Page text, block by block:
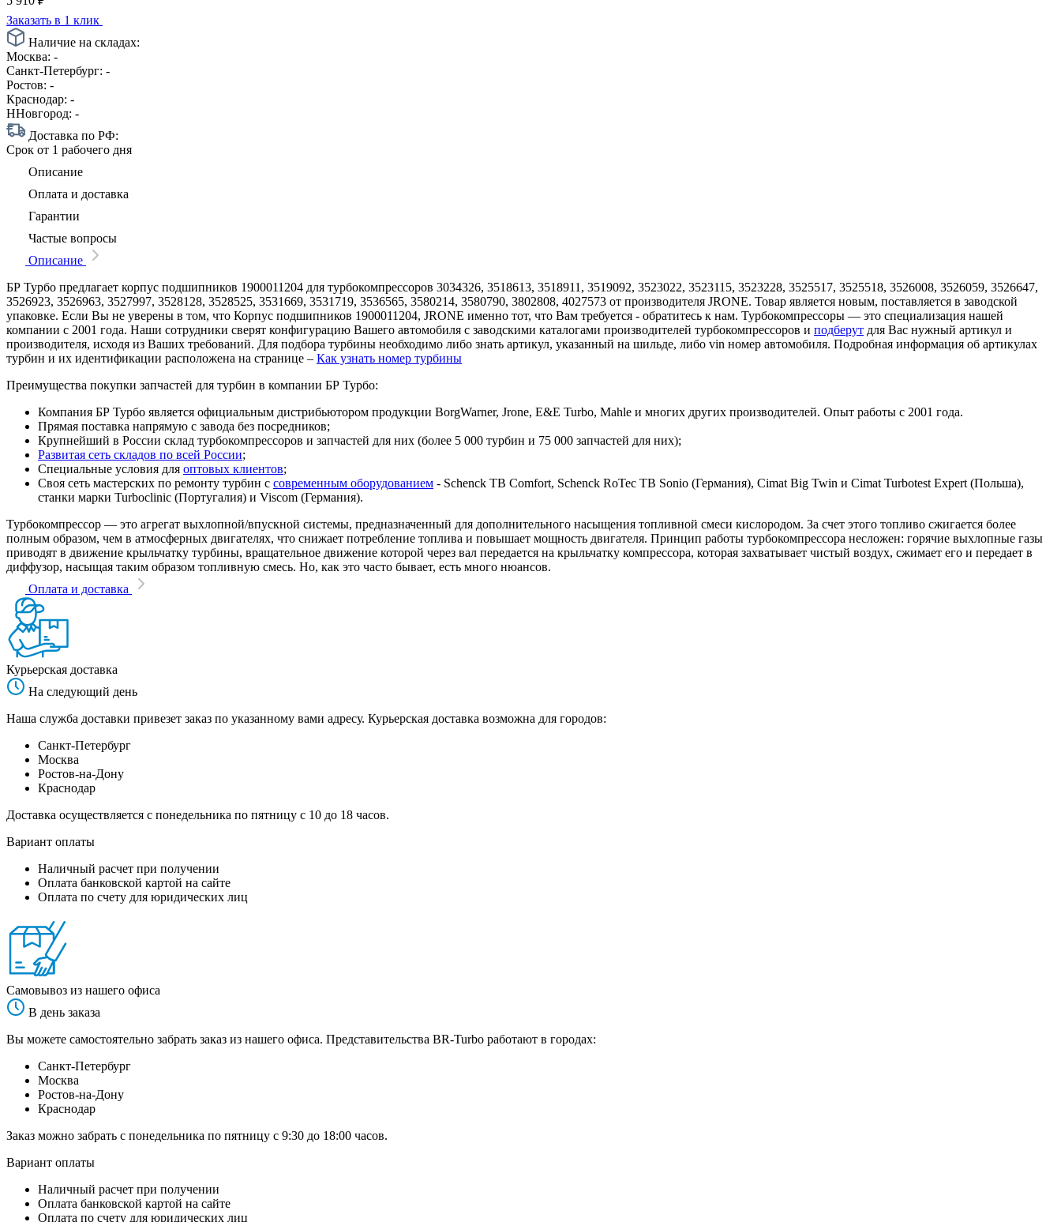
Заказать в 1 клик
Наличие на складах:
Москва: -
Санкт-Петербург: -
Ростов: -
Краснодар: -
ННовгород: -
Доставка по РФ:
Срок от 1 рабочего дня
Описание
Оплата и доставка
Гарантии
Частые вопросы
Описание
БР Турбо предлагает корпус подшипников 1900011204 для турбокомпрессоров 3034326, 3518613, 3518911, 3519092, 3523022, 3523115, 3523228, 3525517, 3525518, 3526008, 3526059, 3526647,
3526923, 3526963, 3527997, 3528128, 3528525, 3531669, 3531719, 3536565, 3580214, 3580790, 3802808, 4027573 от производителя JRONE. Товар является новым, поставляется в заводской
упаковке. Если Вы не уверены в том, что Корпус подшипников 1900011204, JRONE именно тот, что Вам требуется - обратитесь к нам. Турбокомпрессоры — это специализация нашей
компании с 2001 года. Наши сотрудники сверят конфигурацию Вашего автомобиля с заводскими каталогами производителей турбокомпрессоров и подберут для Вас нужный артикул и
производителя, исходя из Ваших требований. Для подбора турбины необходимо либо знать артикул, указанный на шильде, либо vin номер автомобиля. Подробная информация об артикулах
турбин и их идентификации расположена на странице – Как узнать номер турбины
Преимущества покупки запчастей для турбин в компании БР Турбо:
Компания БР Турбо является официальным дистрибьютором продукции BorgWarner, Jrone, E&E Turbo, Mahle и многих других производителей. Опыт работы с 2001 года.
Прямая поставка напрямую с завода без посредников;
Крупнейший в России склад турбокомпрессоров и запчастей для них (более 5 000 турбин и 75 000 запчастей для них);
Развитая сеть складов по всей России;
Специальные условия для оптовых клиентов;
Своя сеть мастерских по ремонту турбин с современным оборудованием - Schenck TB Comfort, Schenck RoTec TB Sonio (Германия), Cimat Big Twin и Cimat Turbotest Expert (Польша),
станки марки Turboclinic (Португалия) и Viscom (Германия).
Турбокомпрессор — это агрегат выхлопной/впускной системы, предназначенный для дополнительного насыщения топливной смеси кислородом. За счет этого топливо сжигается более
полным образом, чем в атмосферных двигателях, что снижает потребление топлива и повышает мощность двигателя. Принцип работы турбокомпрессора несложен: горячие выхлопные газы
приводят в движение крыльчатку турбины, вращательное движение которой через вал передается на крыльчатку компрессора, которая захватывает чистый воздух, сжимает его и передает в
диффузор, насыщая таким образом топливную смесь. Но, как это часто бывает, есть много нюансов.
Оплата и доставка
Курьерская доставка
На следующий день
Наша служба доставки привезет заказ по указанному вами адресу. Курьерская доставка возможна для городов:
Санкт-Петербург
Москва
Ростов-на-Дону
Краснодар
Доставка осуществляется с понедельника по пятницу с 10 до 18 часов.
Вариант оплаты
Наличный расчет при получении
Оплата банковской картой на сайте
Оплата по счету для юридических лиц
Самовывоз из нашего офиса
В день заказа
Вы можете самостоятельно забрать заказ из нашего офиса. Представительства BR-Turbo работают в городах:
Санкт-Петербург
Москва
Ростов-на-Дону
Краснодар
Заказ можно забрать с понедельника по пятницу с 9:30 до 18:00 часов.
Вариант оплаты
Наличный расчет при получении
Оплата банковской картой на сайте
Оплата по счету для юридических лиц